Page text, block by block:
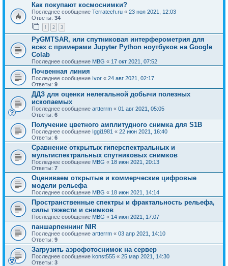
Как покупают космоснимки?
Последнее сообщение Terratech.ru « 23 ноя 2021, 12:03
Ответы: 34
1 2 3
PyGMTSAR, или спутниковая интерферометрия для
всех с примерами Jupyter Python ноутбуков на Google
Colab
Последнее сообщение MBG « 17 окт 2021, 07:52
Почвенная линия
Последнее сообщение Ivor « 24 авг 2021, 02:17
Ответы: 9
ДДЗ для оценки нелегальной добычи полезных
ископаемых
Последнее сообщение artterrm « 01 авг 2021, 05:05
Ответы: 6
Получение цветного амплитудного снимка для S1B
Последнее сообщение Iggi1981 « 22 июн 2021, 16:40
Ответы: 6
Сравнение открытых гиперспектральных и
мультиспектральных спутниковых снимков
Последнее сообщение MBG « 18 июн 2021, 20:13
Ответы: 7
Оцениваем открытые и коммерческие цифровые
модели рельефа
Последнее сообщение MBG « 18 июн 2021, 14:14
Пространственные спектры и фрактальность рельефа,
силы тяжести и снимков
Последнее сообщение MBG « 14 июн 2021, 17:07
паншарпеннинг NIR
Последнее сообщение artterrm « 03 апр 2021, 14:10
Ответы: 9
Загрузить аэрофотоснимок на сервер
Последнее сообщение konst555 « 25 мар 2021, 14:30
Ответы: 3